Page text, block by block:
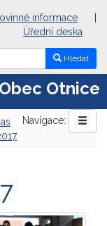
informace
Úřední deska
Hledat
Obec Otnice
Navigace: